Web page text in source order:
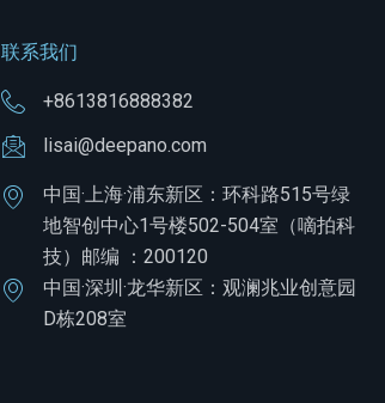
联系我们
+8613816888382
lisai@deepano.com
中国·上海·浦东新区：环科路515号绿
地智创中心1号楼502-504室（嘀拍科
技）邮编 ：200120
中国·深圳·龙华新区：观澜兆业创意园
D栋208室